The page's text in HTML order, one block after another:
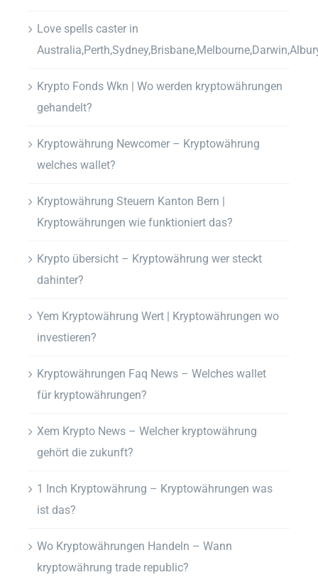
Love spells caster in
Krypto Fonds Wkn | Wo werden kryptowährungen
gehandelt?
Kryptowährung Newcomer – Kryptowährung
welches wallet?
Kryptowährung Steuern Kanton Bern |
Kryptowährungen wie funktioniert das?
Krypto übersicht – Kryptowährung wer steckt
dahinter?
Yem Kryptowährung Wert | Kryptowährungen wo
investieren?
Kryptowährungen Faq News – Welches wallet
für kryptowährungen?
Xem Krypto News – Welcher kryptowährung
gehört die zukunft?
1 Inch Kryptowährung – Kryptowährungen was
ist das?
Wo Kryptowährungen Handeln – Wann
kryptowährung trade republic?